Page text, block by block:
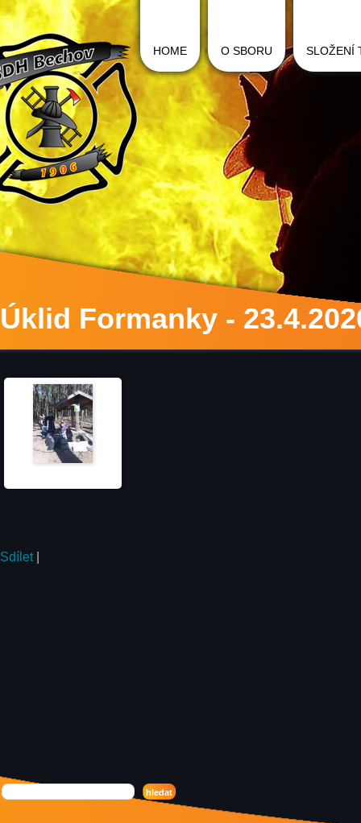
HOME O SBORU SLOŽENÍ
Úklid Formanky -
Sdílet